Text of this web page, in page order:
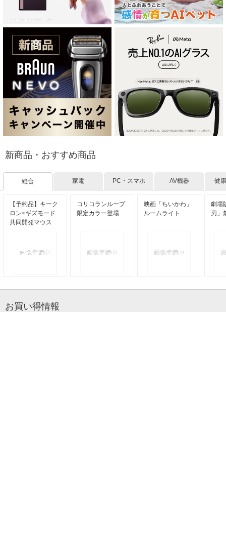
新商品・おすすめ商品
総合 家電 PC・スマホ AV機器 健
【予約品】キーク
ロン×ギズモード
共同開発マウス
コリコランループ
限定カラー登場
映画「ちいかわ」
ルームライト
劇場
刃」
お買い得情報